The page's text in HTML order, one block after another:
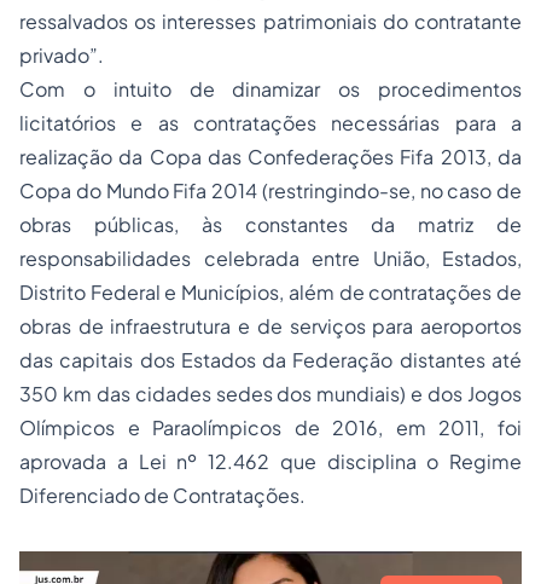
ressalvados os interesses patrimoniais do contratante
privado”.
Com o intuito de dinamizar os procedimentos
licitatórios e as contratações necessárias para a
realização da Copa das Confederações Fifa 2013, da
Copa do Mundo Fifa 2014 (restringindo-se, no caso de
obras públicas, às constantes da matriz de
responsabilidades celebrada entre União, Estados,
Distrito Federal e Municípios, além de contratações de
obras de infraestrutura e de serviços para aeroportos
das capitais dos Estados da Federação distantes até
350 km das cidades sedes dos mundiais) e dos Jogos
Olímpicos e Paraolímpicos de 2016, em 2011, foi
aprovada a Lei nº 12.462 que disciplina o Regime
Diferenciado de Contratações.